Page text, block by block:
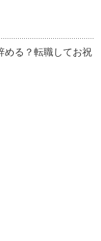
める？転職してお祝